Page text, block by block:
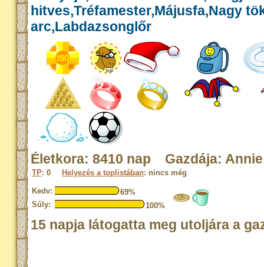
hitves,Tréfamester,Májusfa,Nagy
arc,Labdazsonglőr
Életkora: 8410 nap Gazdája: Annie
TP: 0 Helyezés a toplistában: nincs még
Kedv:
69%
Súly:
100%
15 napja látogatta meg utoljára a